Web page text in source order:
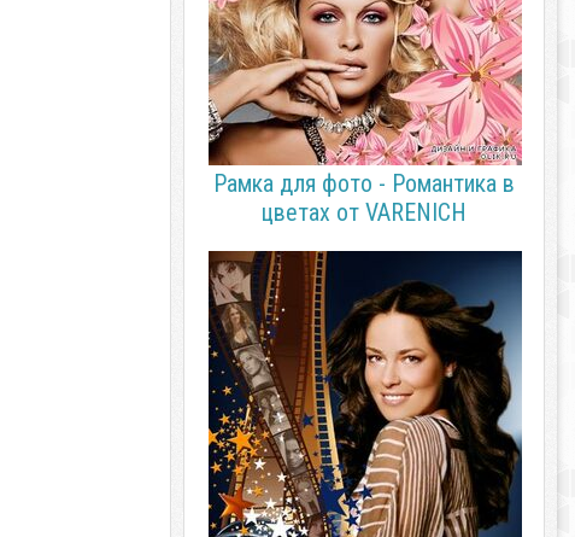
Рамка для фото - Романтика в
цветах от VARENICH